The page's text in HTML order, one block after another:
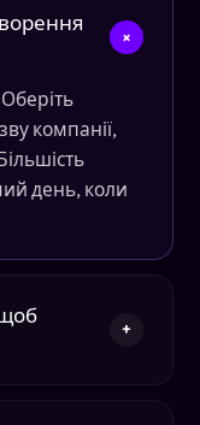
+
компанії,
день, коли
+